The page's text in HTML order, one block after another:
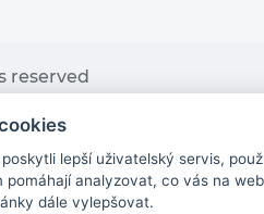
reserved
from the European
2019. This website
the European
lepší uživatelský servis,
pomáhají analyzovat, co vás na
dále vylepšovat.